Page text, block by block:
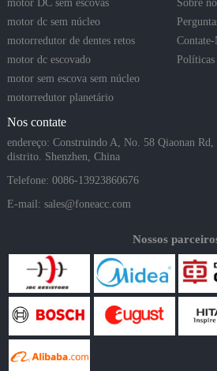
motor DC sem escovas
motor dc sem núcleo
motorredutor de dentes retos
motor dc escovado
motor sem escova sem núcleo
motorredutor planetário
Sobre
Contate-
Políticas
Nos contate
endereço: Construindo A, No. 58 Qiaonan
distrito. Shenzhen, China
Telefone: 0086-13923860676
E-mail: sales@foneacc.com
Nossos